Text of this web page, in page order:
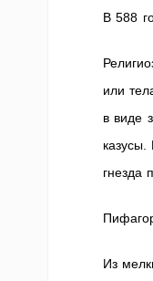
В 588
или
в виде
гнезда
Из